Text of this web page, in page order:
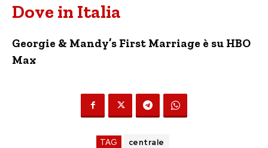
Dove in Italia
Georgie & Mandy’s First Marriage è su HBO
Max
TAG centrale